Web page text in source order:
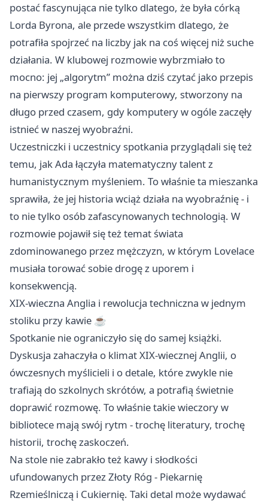
postać fascynująca nie tylko dlatego, że była córką
Lorda Byrona, ale przede wszystkim dlatego, że
potrafiła spojrzeć na liczby jak na coś więcej niż suche
działania. W klubowej rozmowie wybrzmiało to
mocno: jej „algorytm” można dziś czytać jako przepis
na pierwszy program komputerowy, stworzony na
długo przed czasem, gdy komputery w ogóle zaczęły
istnieć w naszej wyobraźni.
Uczestniczki i uczestnicy spotkania przyglądali się też
temu, jak Ada łączyła matematyczny talent z
humanistycznym myśleniem. To właśnie ta mieszanka
sprawiła, że jej historia wciąż działa na wyobraźnię - i
to nie tylko osób zafascynowanych technologią. W
rozmowie pojawił się też temat świata
zdominowanego przez mężczyzn, w którym Lovelace
musiała torować sobie drogę z uporem i
konsekwencją.
XIX-wieczna Anglia i rewolucja techniczna w jednym
stoliku przy kawie ☕️
Spotkanie nie ograniczyło się do samej książki.
Dyskusja zahaczyła o klimat XIX-wiecznej Anglii, o
ówczesnych myślicieli i o detale, które zwykle nie
trafiają do szkolnych skrótów, a potrafią świetnie
doprawić rozmowę. To właśnie takie wieczory w
bibliotece mają swój rytm - trochę literatury, trochę
historii, trochę zaskoczeń.
Na stole nie zabrakło też kawy i słodkości
ufundowanych przez Złoty Róg - Piekarnię
Rzemieślniczą i Cukiernię. Taki detal może wydawać